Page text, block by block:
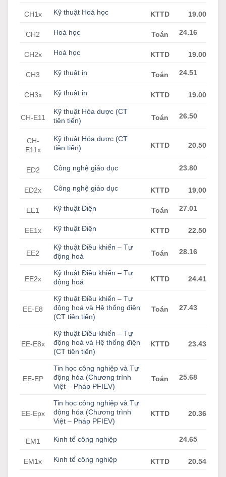
CH1x Kỹ thuật Hoá học KTTD 19.00
CH2 Hoá học Toán 24.16
CH2x Hoá học KTTD 19.00
CH3 Kỹ thuật in Toán 24.51
CH3x Kỹ thuật in KTTD 19.00
CH-E11
Kỹ thuật Hóa dược (CT
tiên tiến)
Toán 26.50
CH-
E11x
Kỹ thuật Hóa dược (CT
tiên tiến)
KTTD 20.50
ED2 Công nghệ giáo dục 23.80
ED2x Công nghệ giáo dục KTTD 19.00
EE1 Kỹ thuật Điện Toán 27.01
EE1x Kỹ thuật Điện KTTD 22.50
EE2
Kỹ thuật Điều khiển – Tự
động hoá
Toán 28.16
EE2x
Kỹ thuật Điều khiển – Tự
động hoá
KTTD 24.41
EE-E8
Kỹ thuật Điều khiển – Tự
động hoá và Hệ thống điện
(CT tiên tiến)
Toán 27.43
EE-E8x
Kỹ thuật Điều khiển – Tự
động hoá và Hệ thống điện
(CT tiên tiến)
KTTD 23.43
EE-EP
Tin học công nghiệp và Tự
động hóa (Chương trình
Việt – Pháp PFIEV)
Toán 25.68
EE-Epx
Tin học công nghiệp và Tự
động hóa (Chương trình
Việt – Pháp PFIEV)
KTTD 20.36
EM1 Kinh tế công nghiệp 24.65
EM1x Kinh tế công nghiệp KTTD 20.54